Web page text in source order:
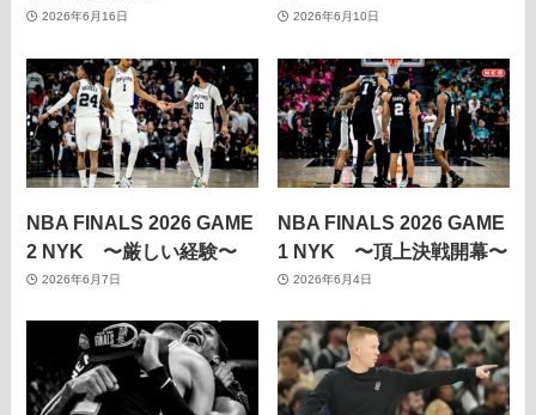
2026年6月16日 2026年6月10日
NBA FINALS 2026 GAME
2 NYK 〜厳しい経験〜
2026年6月7日
NBA FINALS 2026 GAME
1 NYK 〜頂上決戦開幕〜
2026年6月4日